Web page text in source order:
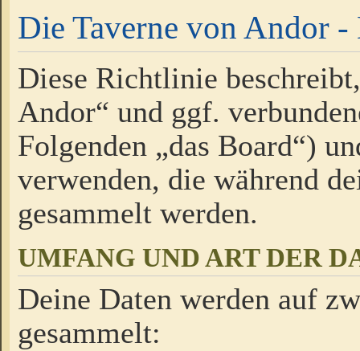
Die Taverne von Andor
Diese Richtlinie
Andor“ und ggf.
Folgenden „das Board“)
verwenden, die während
gesammelt werden.
UMFANG UND ART DER
Deine Daten werden auf
gesammelt: